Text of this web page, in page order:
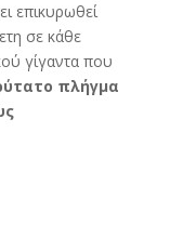
επικυρωθεί
σε κάθε
γίγαντα που
πλήγμα